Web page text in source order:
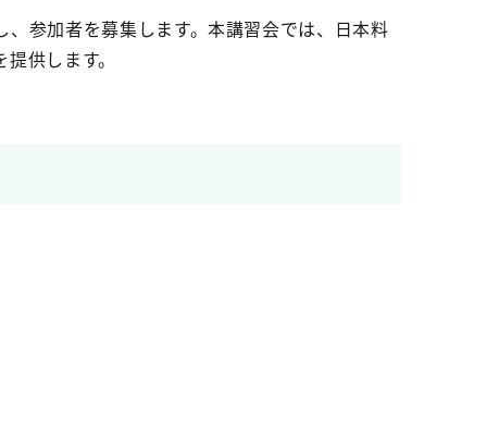
参加者を募集します。本講習会では、日本料
供します。